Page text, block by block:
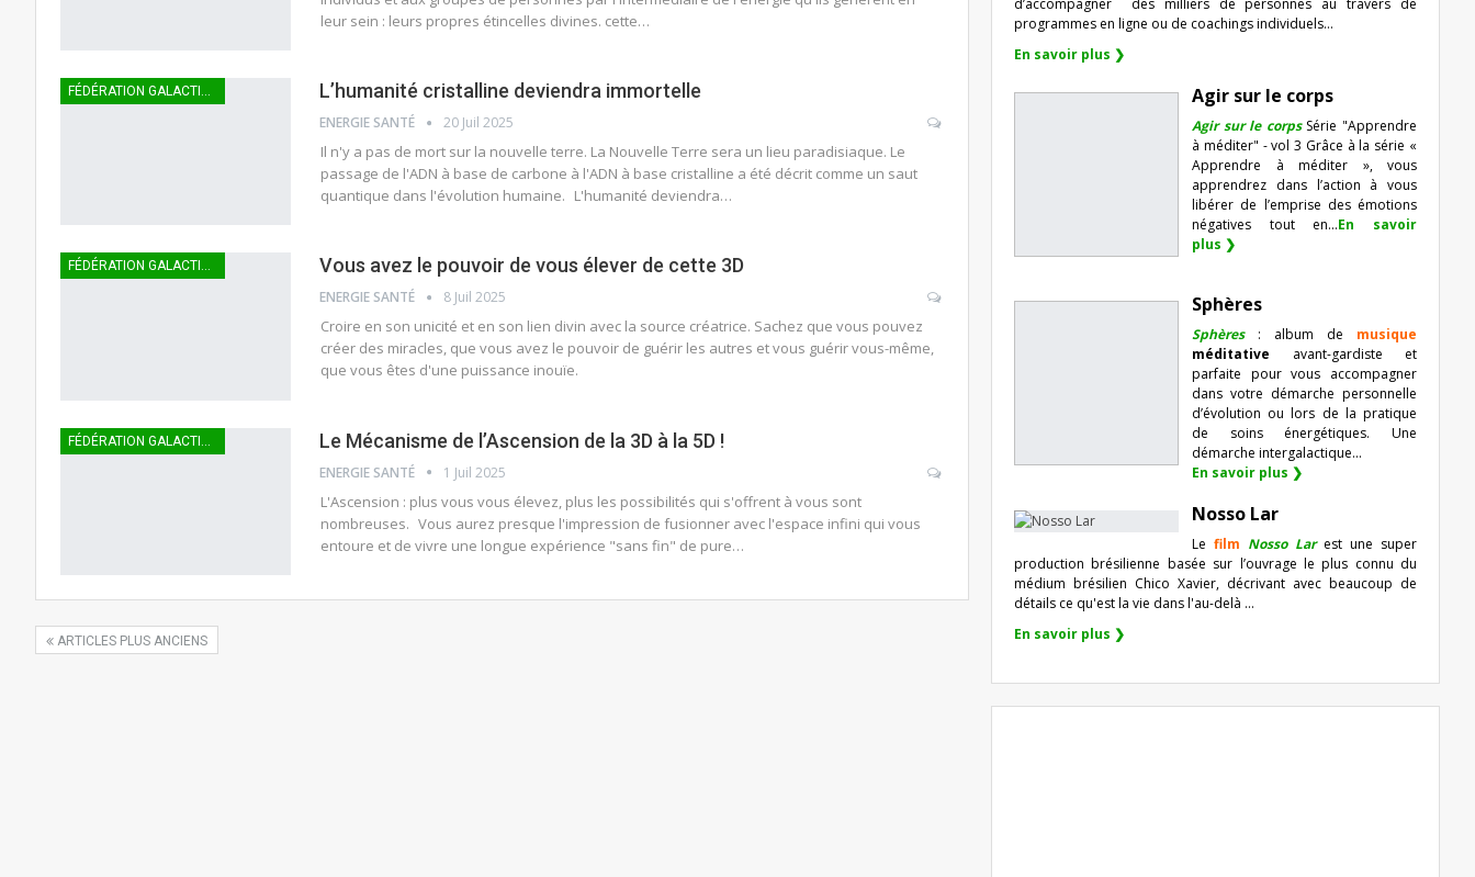
leur sein : leurs propres étincelles divines. cette…
FÉDÉRATION GALACTIQUE L’humanité cristalline deviendra immortelle
ENERGIE SANTÉ 20 Juil 2025
Il n'y a pas de mort sur la nouvelle terre. La Nouvelle Terre sera un lieu paradisiaque. Le
passage de l'ADN à base de carbone à l'ADN à base cristalline a été décrit comme un saut
quantique dans l'évolution humaine. L'humanité deviendra…
FÉDÉRATION GALACTIQUE Vous avez le pouvoir de vous élever de cette 3D
ENERGIE SANTÉ 8 Juil 2025
Croire en son unicité et en son lien divin avec la source créatrice. Sachez que vous pouvez
créer des miracles, que vous avez le pouvoir de guérir les autres et vous guérir vous-même,
que vous êtes d'une puissance inouïe.
Le Mécanisme de l’Ascension de la 3D à la 5D !
ENERGIE SANTÉ 1 Juil 2025
L'Ascension : plus vous vous élevez, plus les possibilités qui s'offrent à vous sont
nombreuses. Vous aurez presque l'impression de fusionner avec l'espace infini qui vous
entoure et de vivre une longue expérience "sans fin" de pure…
ARTICLES PLUS ANCIENS
d’accompagner
des milliers de personnes au travers de
programmes en ligne ou de coachings individuels…
En savoir plus ❯
Agir sur le corps
Agir sur le corpsSérie "Apprendre
à méditer" - vol 3 Grâce à la série «
Apprendre à méditer », vous
apprendrez dans l’action à vous
libérer de l’emprise des émotions
négatives tout en...En savoir
plus ❯
Sphères
Sphères: album de musique
méditative avant-gardiste et
parfaite pour vous accompagner
dans votre démarche personnelle
d’évolution ou lors de la pratique
de soins énergétiques. Une
démarche intergalactique...
En savoir plus ❯
Nosso Lar
Le film Nosso Lar est une super
production brésilienne basée sur l’ouvrage le plus connu du
médium brésilien Chico Xavier, décrivant avec beaucoup de
détails ce qu'est la vie dans l'au-delà ...
En savoir plus ❯